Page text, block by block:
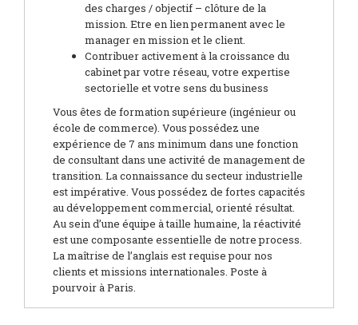
des charges / objectif – clôture de la
mission. Etre en lien permanent avec le
manager en mission et le client.
Contribuer activement à la croissance du
cabinet par votre réseau, votre expertise
sectorielle et votre sens du business
Vous êtes de formation supérieure (ingénieur ou
école de commerce). Vous possédez une
expérience de 7 ans minimum dans une fonction
de consultant dans une activité de management de
transition. La connaissance du secteur industrielle
est impérative. Vous possédez de fortes capacités
au développement commercial, orienté résultat.
Au sein d’une équipe à taille humaine, la réactivité
est une composante essentielle de notre process.
La maîtrise de l’anglais est requise pour nos
clients et missions internationales. Poste à
pourvoir à Paris.